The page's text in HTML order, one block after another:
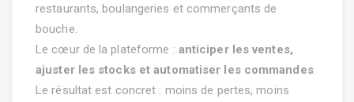
restaurants, boulangeries et commerçants de
bouche.
Le cœur de la plateforme : anticiper les ventes,
ajuster les stocks et automatiser les commandes.
Le résultat est concret : moins de pertes, moins